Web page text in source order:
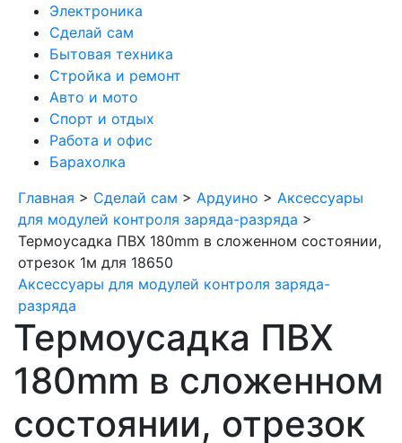
Электроника
Сделай сам
Бытовая техника
Стройка и ремонт
Авто и мото
Спорт и отдых
Работа и офис
Барахолка
Главная > Сделай сам > Ардуино > Аксессуары
для модулей контроля заряда-разряда >
Термоусадка ПВХ 180mm в сложенном состоянии,
отрезок 1м для 18650
Аксессуары для модулей контроля заряда-
разряда
Термоусадка ПВХ
180mm в сложенном
состоянии, отрезок